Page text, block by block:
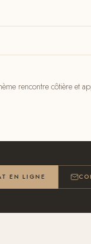
rencontre côtière et
EN LIGNE